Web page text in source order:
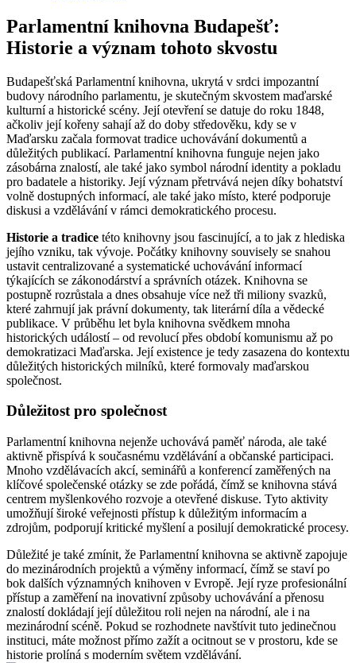
Parlamentní knihovna Budapešť:
Historie a význam tohoto skvostu
Budapešťská Parlamentní knihovna, ukrytá v srdci impozantní
budovy národního parlamentu, je skutečným skvostem maďarské
kulturní a historické scény. Její otevření se datuje do roku 1848,
ačkoliv její kořeny sahají až do doby středověku, kdy se v
Maďarsku začala formovat tradice uchovávání dokumentů a
důležitých publikací. Parlamentní knihovna funguje nejen jako
zásobárna znalostí, ale také jako symbol národní identity a pokladu
pro badatele a historiky. Její význam přetrvává nejen díky bohatství
volně dostupných informací, ale také jako místo, které podporuje
diskusi a vzdělávání v rámci demokratického procesu.
Historie a tradice této knihovny jsou fascinující, a to jak z hlediska
jejího vzniku, tak vývoje. Počátky knihovny souvisely se snahou
ustavit centralizované a systematické uchovávání informací
týkajících se zákonodárství a správních otázek. Knihovna se
postupně rozrůstala a dnes obsahuje více než tři miliony svazků,
které zahrnují jak právní dokumenty, tak literární díla a vědecké
publikace. V průběhu let byla knihovna svědkem mnoha
historických událostí – od revolucí přes období komunismu až po
demokratizaci Maďarska. Její existence je tedy zasazena do kontextu
důležitých historických milníků, které formovaly maďarskou
společnost.
Důležitost pro společnost
Parlamentní knihovna nejenže uchovává paměť národa, ale také
aktivně přispívá k současnému vzdělávání a občanské participaci.
Mnoho vzdělávacích akcí, seminářů a konferencí zaměřených na
klíčové společenské otázky se zde pořádá, čímž se knihovna stává
centrem myšlenkového rozvoje a otevřené diskuse. Tyto aktivity
umožňují široké veřejnosti přístup k důležitým informacím a
zdrojům, podporují kritické myšlení a posilují demokratické procesy.
Důležité je také zmínit, že Parlamentní knihovna se aktivně zapojuje
do mezinárodních projektů a výměny informací, čímž se staví po
bok dalších významných knihoven v Evropě. Její ryze profesionální
přístup a zaměření na inovativní způsoby uchovávání a přenosu
znalostí dokládají její důležitou roli nejen na národní, ale i na
mezinárodní scéně. Pokud se rozhodnete navštívit tuto jedinečnou
instituci, máte možnost přímo zažít a ocitnout se v prostoru, kde se
historie prolíná s moderním světem vzdělávání.